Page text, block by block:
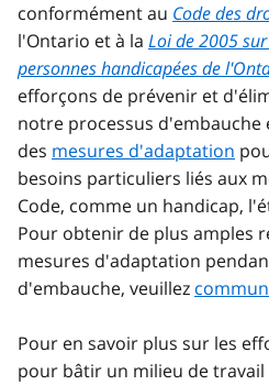
conformément au Code des
l'Ontario et à la Loi de 2005
personnes handicapées de
efforçons de prévenir et
notre processus
des mesures d'adaptation
besoins particuliers liés aux
Code, comme un handicap,
Pour obtenir de plus amples
mesures d'adaptation
d'embauche, veuillez
Pour en savoir plus sur les
pour bâtir un milieu de